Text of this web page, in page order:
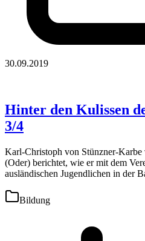
30.09.2019
Hinter den Kulissen
3/4
Karl-Christoph von Stünzner-
(Oder) berichtet, wie er mit dem
ausländischen Jugendlichen in der
Bildung